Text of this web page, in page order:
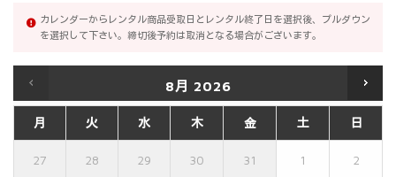
カレンダーからレンタル商品受取日とレンタル終了日を選択後、プルダウン
を選択して下さい。締切後予約は取消となる場合がございます。
8月 2026
月 火 水 木 金 土 日
27 28 29 30 31 1 2